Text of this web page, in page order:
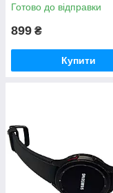
Готово до відправки
899 ₴
Купити